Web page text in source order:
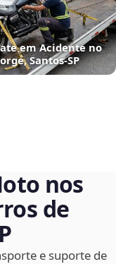
em Acidente no
Santos‑SP
nos
de
e suporte de